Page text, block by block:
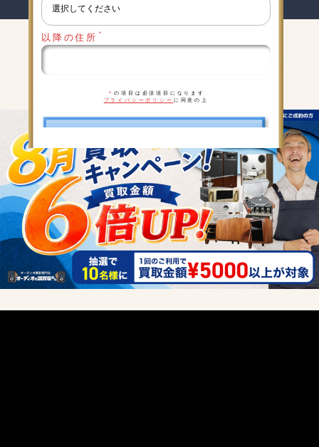
以降の住所 ＊
＊の項目は必須項目になります
プライバシーポリシー に同意の上
キャンペーン実施中